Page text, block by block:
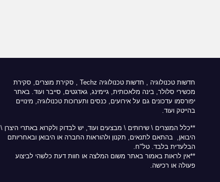
חדשות טכנולוגיה , חדשות טכנולוגיה Techz
, סקירת מוצרים, סקירת
מכשירי סלולר, בינה מלאכותית, גיימינג, גאדגטים, סייבר ועוד. באתר
יפורסמו עדכונים גם על אירועים, כנסים ותערוכות טכנולוגיה, מינויים
בהייטק ועוד.
**כלל המוצרים \ שירותים \ מבצעים ועוד, יש לבדוק ולקרוא באתרי היצרן \
היבואן, בהתאם לתנאים, תקנון ולהוראות החברה או היבואן ובאחריותם
הבלעדית בלבד. טל"ח.
**אין לראות באמור באתר משום המלצה או חוות דעת כלשהי לביצוע
פעולה או רכישה.